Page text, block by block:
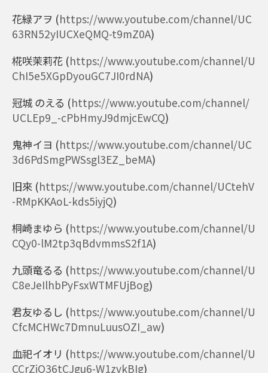
花緑アヲ (https://www.youtube.com/channel/UC
63RN52yIUCXeQMQ-t9mZ0A)
椛咲茉莉花 (https://www.youtube.com/channel/U
ChI5e5XGpDyouGC7JI0rdNA)
冠城 のえる (https://www.youtube.com/channel/
UCLEp9_-cPbHmyJ9dmjcEwCQ)
鬼神イヨ (https://www.youtube.com/channel/UC
3d6PdSmgPWSsgl3EZ_beMA)
旧來 (https://www.youtube.com/channel/UCtehV
-RMpKKAoL-kds5iyjQ)
桐崎まゆら (https://www.youtube.com/channel/U
CQy0-lM2tp3qBdvmmsS2f1A)
九頭竜るる (https://www.youtube.com/channel/U
C8eJeIlhbPyFsxWTMFUjBog)
君友ゆるし (https://www.youtube.com/channel/U
CfcMCHWc7DmnuLuusOZI_aw)
血祀イオリ (https://www.youtube.com/channel/U
CCrZiQ36tCJgu6-W1zvkBIg)